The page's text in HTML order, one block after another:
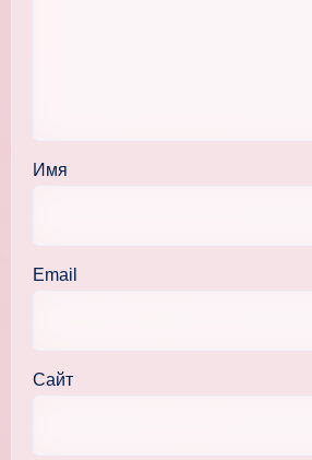
Имя
Email
Сайт